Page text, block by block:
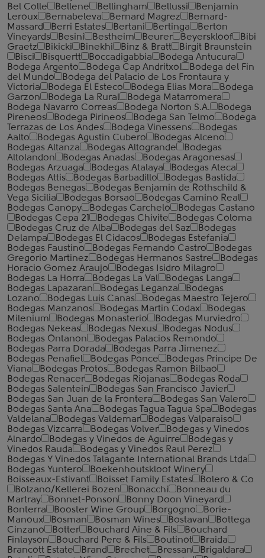
Bel Colle
Bellene Bellingham Bellussi
Benjamin
Leroux
Bernabeleva Bernard Magrez
Bernard-
Massard
Berri Estates Bertani Bertinga
Berton
Vineyards
Besini Bestheim Beurer Beyerskloof
Bibi
Graetz
Bikicki Binekhi Binz & Bratt
Birgit Braunstein
Bisci
Bisquertt Boccadigabbia
Bodega Antucura
Bodega Argento
Bodega Cap Andritxol
Bodega del Fin
del Mundo
Bodega del Palacio de Los Frontaura y
Victoria
Bodega El Esteco Bodega Elias Mora
Bodega
Garzon
Bodega La Rural
Bodega Matarromera
Bodega Navarro Correas
Bodega Norton S.A.
Bodega
Pireneos
Bodega Pirineos Bodega San Telmo
Bodega
Terrazas de Los Andes
Bodega Vinessens
Bodegas
Aalto
Bodegas Agustin Cubero
Bodegas Alceno
Bodegas Altanza
Bodegas Altogrande
Bodegas
Altolandon
Bodegas Anadas
Bodegas Aragonesas
Bodegas Arzuaga
Bodegas Atalaya
Bodegas Ateca
Bodegas Attis
Bodegas Barbadillo
Bodegas Bastida
Bodegas Benegas
Bodegas Benjamin de Rothschild &
Vega Sicilia
Bodegas Borsao
Bodegas Camino Real
Bodegas Canopy
Bodegas Carchelo
Bodegas Castano
Bodegas Cepa 21
Bodegas Chivite
Bodegas Coloma
Bodegas Cruz de Alba
Bodegas del Saz
Bodegas
Delampa
Bodegas El Cidacos
Bodegas Estefania
Bodegas Faustino
Bodegas Fernando Castro
Bodegas
Gregorio Martinez
Bodegas Hermanos Sastre
Bodegas
Horacio Gomez Araujo
Bodegas Isidro Milagro
Bodegas La Horra
Bodegas La Val
Bodegas Langa
Bodegas Lapazaran
Bodegas Leganza
Bodegas
Lozano
Bodegas Luis Canas
Bodegas Maestro Tejero
Bodegas Manzanos
Bodegas Martin Codax
Bodegas
Milenium
Bodegas Monasterio
Bodegas Murviedro
Bodegas Nekeas
Bodegas Nexus
Bodegas Nodus
Bodegas Ontanon
Bodegas Palacios Remondo
Bodegas Parra Dorada
Bodegas Parra Jimenez
Bodegas Penafiel
Bodegas Ponce
Bodegas Principe De
Viana
Bodegas Protos
Bodegas Ramon Bilbao
Bodegas Renacer
Bodegas Riojanas
Bodegas Roda
Bodegas Salentein
Bodegas San Francisco Javier
Bodegas San Juan de la Frontera
Bodegas San Valero
Bodegas Santa Ana
Bodegas Tagua Tagua Spa
Bodegas
Valdelana
Bodegas Valdemar
Bodegas Valparaiso
Bodegas Vizcarra
Bodegas Volver
Bodegas y Vinedos
Alnardo
Bodegas y Vinedos de Aguirre
Bodegas y
Vinedos Rauda
Bodegas y Vinedos Raul Perez
Bodegas Y Vinedos Talagante International Brands Ltda
Bodegas Yuntero
Boekenhoutskloof Winery
Boisseaux-Estivant
Boisset Family Estates
Bolero & Co
Bolzano/Kellerei Bozen
Bonacchi
Bonneau du
Martray
Bonnet-Ponson
Bonny Doon Vineyard
Bonterra
Booster Wine Group Borgogno
Borie-
Manoux
Bosman Bosman Wines Bostavan
Bottega
Cinzano
Botter Bouchard Aine & Fils
Bouchard
Finlayson
Bouchard Pere & Fils Boutinot
Braida
Brancott Estate
Brand Brechet Bressan
Brigaldara